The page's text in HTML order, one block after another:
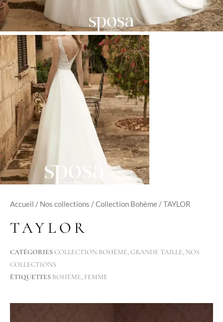
Accueil / Nos collections /Collection Bohème / TAYLOR
TAYLOR
CATÉGORIESCOLLECTION BOHÈME, GRANDE TAILLE, NOS
COLLECTIONS
ÉTIQUETTES BOHÈME, FEMME